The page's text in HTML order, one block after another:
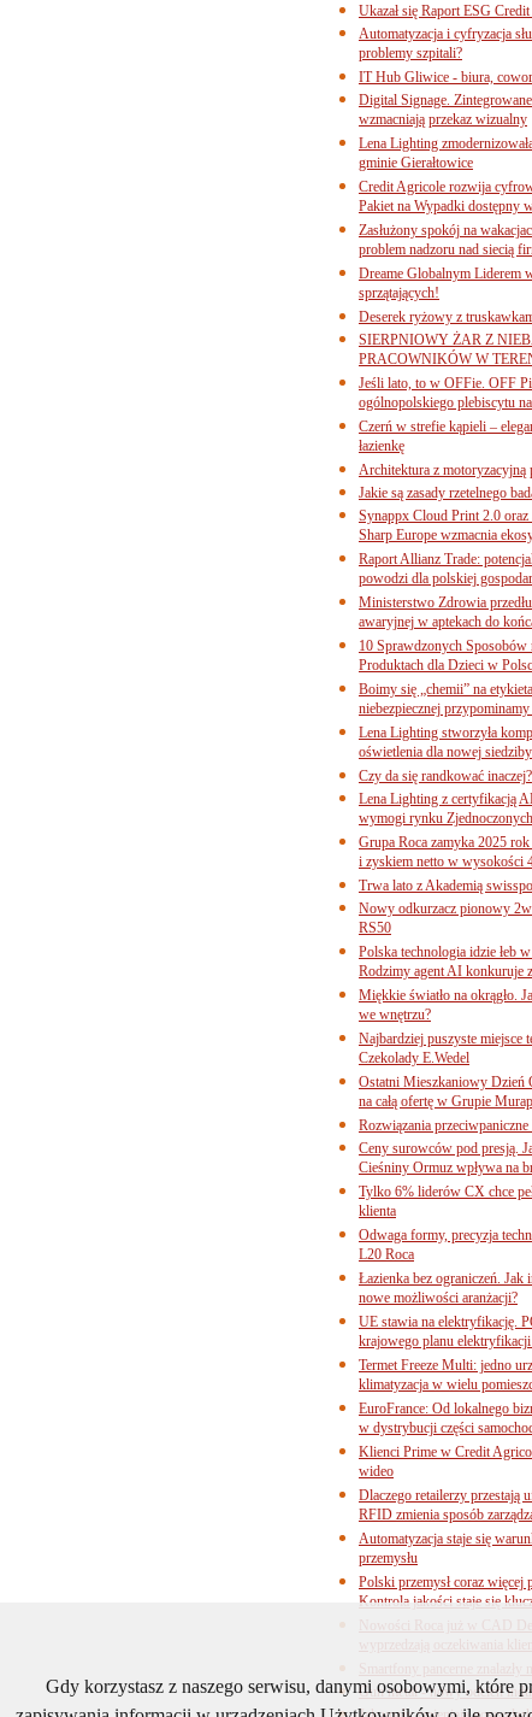
Ukazał się Raport ESG
Automatyzacja i cyfryzacja
problemy szpitali?
IT Hub Gliwice - biura,
Digital Signage.
wzmacniają przekaz wizualny
Lena Lighting
gminie Gierałtowice
Credit Agricole rozwija
Pakiet na Wypadki dostępny
Zasłużony spokój na
problem nadzoru nad siecią
Dreame Globalnym Liderem
sprzątających!
Deserek ryżowy z
SIERPNIOWY ŻAR Z
PRACOWNIKÓW W
Jeśli lato, to w OFFie. OFF
ogólnopolskiego plebiscytu
Czerń w strefie kąpieli –
łazienkę
Architektura z motoryzacyjną
Jakie są zasady rzetelnego
Synappx Cloud Print 2.0 oraz
Sharp Europe wzmacnia
Raport Allianz Trade:
powodzi dla polskiej
Ministerstwo Zdrowia
awaryjnej w aptekach do
10 Sprawdzonych Sposobów
Produktach dla Dzieci w
Boimy się „chemii” na
niebezpiecznej
Lena Lighting stworzyła
oświetlenia dla nowej
Czy da się randkować inaczej?
Lena Lighting z certyfikacją
wymogi rynku
Grupa Roca zamyka 2025
i zyskiem netto w wysokości
Trwa lato z Akademią
Nowy odkurzacz pionowy
RS50
Polska technologia idzie łeb
Rodzimy agent AI konkuruje
Miękkie światło na okrągło.
we wnętrzu?
Najbardziej puszyste miejsce
Czekolady E.Wedel
Ostatni Mieszkaniowy Dzień
na całą ofertę w Grupie
Rozwiązania
Ceny surowców pod presją.
Cieśniny Ormuz wpływa na
Tylko 6% liderów CX chce
klienta
Odwaga formy, precyzja
L20 Roca
Łazienka bez ograniczeń. Jak
nowe możliwości aranżacji?
UE stawia na elektryfikację.
krajowego planu
Termet Freeze Multi: jedno
klimatyzacja w wielu
EuroFrance: Od lokalnego
w dystrybucji części
Klienci Prime w Credit
wideo
Dlaczego retailerzy przestają
RFID zmienia sposób
Automatyzacja staje się
przemysłu
Polski przemysł coraz więcej
Kontrola jakości staje się
Nowości Roca już w CAD
wyprzedzają oczekiwania
Gun metal - nowy odcień
Gdy korzystasz z naszego serwisu, danymi osobowymi, które